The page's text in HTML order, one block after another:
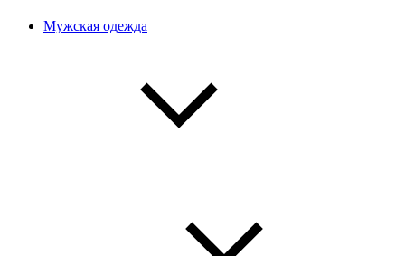
Мужская одежда